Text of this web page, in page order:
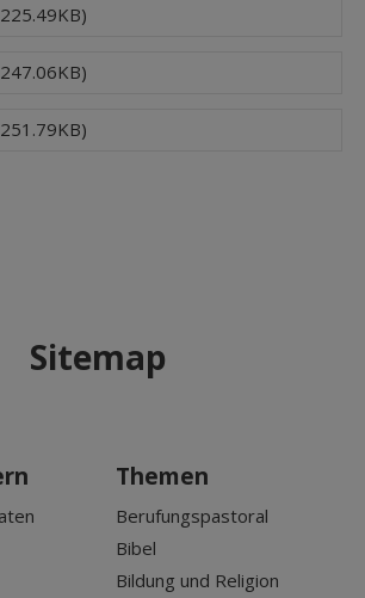
Sitemap
Themen
Berufungspastoral
Bibel
Bildung und Religion